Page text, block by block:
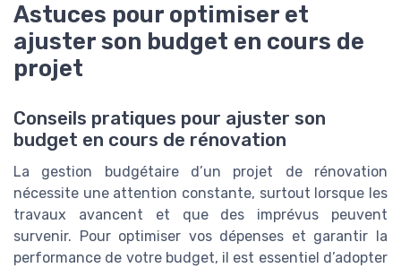
Astuces pour optimiser et
ajuster son budget en cours de
projet
Conseils pratiques pour ajuster son
budget en cours de rénovation
La gestion budgétaire d’un projet de rénovation
nécessite une attention constante, surtout lorsque les
travaux avancent et que des imprévus peuvent
survenir. Pour optimiser vos dépenses et garantir la
performance de votre budget, il est essentiel d’adopter